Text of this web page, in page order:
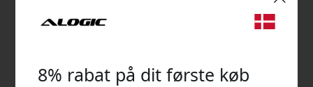
8% rabat på dit første køb
🎉 Din rabatkode: